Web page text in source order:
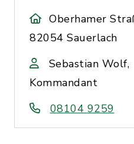
Oberhamer
82054 Sauerlach
Sebastian Wolf,
Kommandant
08104 9259